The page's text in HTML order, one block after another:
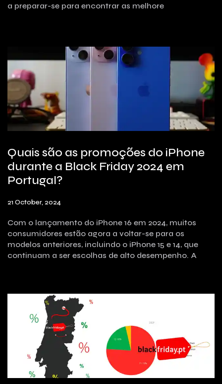
a preparar-se para encontrar as melhore
Quais são as promoções do iPhone
durante a Black Friday 2024 em
Portugal?
21 October, 2024
Com o lançamento do iPhone 16 em 2024, muitos
consumidores estão agora a voltar-se para os
modelos anteriores, incluindo o iPhone 15 e 14, que
continuam a ser escolhas de alto desempenho. A